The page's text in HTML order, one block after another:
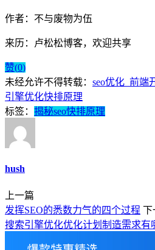
作者：不与废物为伍
来历：卢松松博客，欢迎共享
赞(0)
未经允许不得转载： seo优化_前端
引擎优化快排原理
标签： 揭秘seo快排原理
hush
上一篇
发挥SEO的悉数力气的四个过程 下
搜索引擎优化优化计划制造需求有